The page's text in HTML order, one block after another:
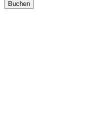
Buchen